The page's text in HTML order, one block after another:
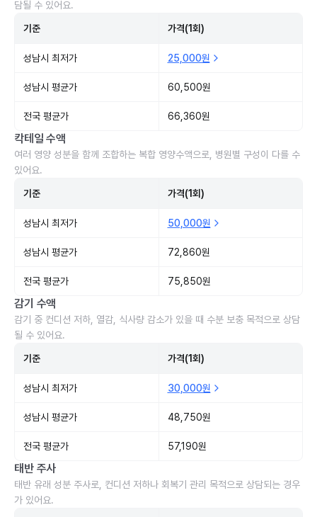
담될 수 있어요.
기준 가격(1회)
성남시 최저가 25,000원
성남시 평균가 60,500원
전국 평균가 66,360원
칵테일 수액
여러 영양 성분을 함께 조합하는 복합 영양수액으로, 병원별 구성이 다를 수
있어요.
기준 가격(1회)
성남시 최저가 50,000원
성남시 평균가 72,860원
전국 평균가 75,850원
감기 수액
감기 중 컨디션 저하, 열감, 식사량 감소가 있을 때 수분 보충 목적으로 상담
될 수 있어요.
기준 가격(1회)
성남시 최저가 30,000원
성남시 평균가 48,750원
전국 평균가 57,190원
태반 주사
태반 유래 성분 주사로, 컨디션 저하나 회복기 관리 목적으로 상담되는 경우
가 있어요.